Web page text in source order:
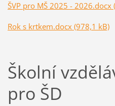
ŠVP pro MŠ 2025 - 2026.docx
Rok s krtkem.docx (978,1 kB)
Školní
pro ŠD